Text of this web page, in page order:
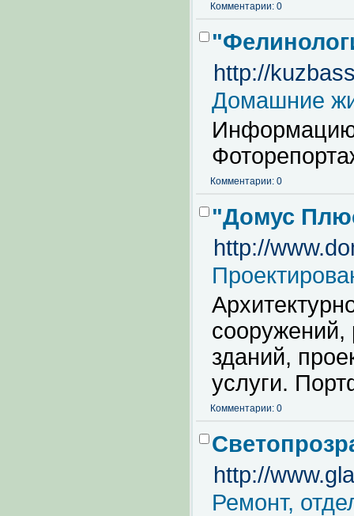
Комментарии: 0
http://
Домашние
Информацию
Комментарии: 0
"Домус
http://
сооружений,
зданий,
услуги.
Комментарии: 0
http://
Ремонт,